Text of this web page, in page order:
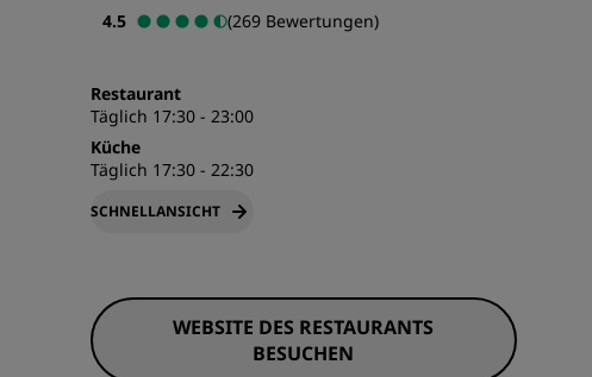
4.5 (269 Bewertungen)
Restaurant
Täglich 17:30 - 23:00
Küche
Täglich 17:30 - 22:30
SCHNELLANSICHT
WEBSITE DES RESTAURANTS
BESUCHEN